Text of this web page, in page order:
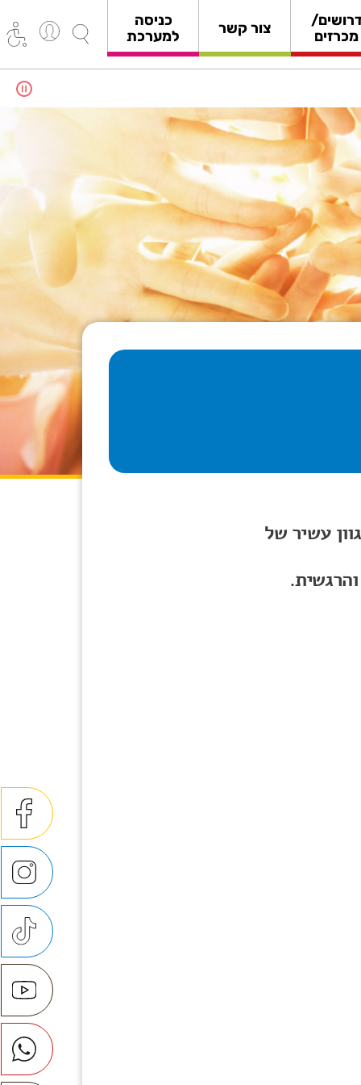
מכרזים
צור קשר
כניסה
למערכת
עשיר של